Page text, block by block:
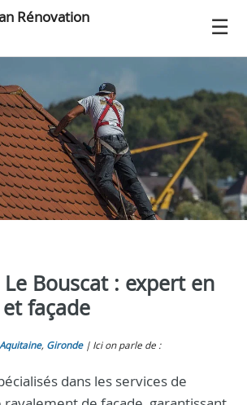
Rénovation
Bouscat : expert en
façade
, Gironde Ici on parle de :
dans les services de